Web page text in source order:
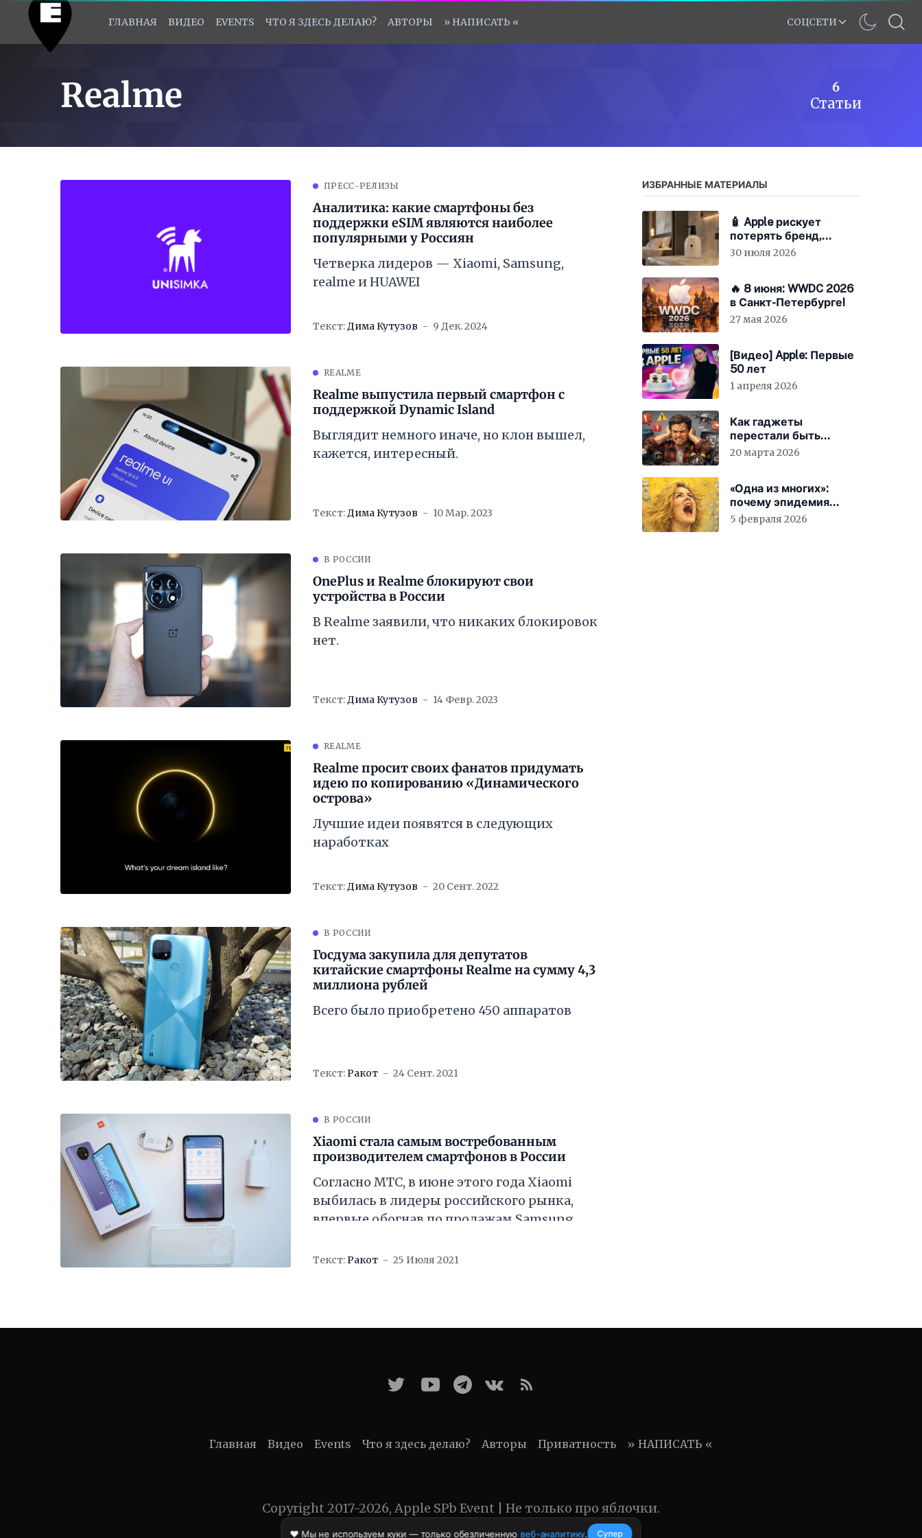
ГЛАВНАЯ ВИДЕО EVENTS ЧТО Я ЗДЕСЬ ДЕЛАЮ? АВТОРЫ » НАПИСАТЬ « СОЦСЕТИ
Realme 6
Статьи
ПРЕСС-РЕЛИЗЫ
Аналитика: какие смартфоны без
поддержки eSIM являются наиболее
популярными у Россиян
Четверка лидеров — Xiaomi, Samsung,
realme и HUAWEI
Текст:Дима Кутузов 9 Дек. 2024
REALME
Realme выпустила первый смартфон с
поддержкой Dynamic Island
Выглядит немного иначе, но клон вышел,
кажется, интересный.
Текст:Дима Кутузов 10 Мар. 2023
В РОССИИ
OnePlus и Realme блокируют свои
устройства в России
В Realme заявили, что никаких блокировок
нет.
Текст:Дима Кутузов 14 Февр. 2023
REALME
Realme просит своих фанатов придумать
идею по копированию «Динамического
острова»
Лучшие идеи появятся в следующих
наработках
Текст:Дима Кутузов 20 Сент. 2022
В РОССИИ
Госдума закупила для депутатов
китайские смартфоны Realme на сумму 4,3
миллиона рублей
Всего было приобретено 450 аппаратов
Текст:Ракот 24 Сент. 2021
В РОССИИ
Xiaomi стала самым востребованным
производителем смартфонов в России
Согласно МТС, в июне этого года Xiaomi
выбилась в лидеры российского рынка,
впервые обогнав по продажам Samsung.
компании отхватили 31,2% рынка,
Текст:Ракот 25 Июля 2021
ИЗБРАННЫЕ МАТЕРИАЛЫ
🧴 Apple рискует
потерять бренд,
экономя на «мыле»
30 июля 2026
🔥 8 июня: WWDC 2026
в Санкт-Петербурге!
27 мая 2026
[Видео] Apple: Первые
50 лет
1 апреля 2026
Как гаджеты
перестали быть
просто устройствами и
20 марта 2026
«Одна из многих»:
почему эпидемия
счастья страшнее
5 февраля 2026
Главная Видео Events Что я здесь делаю? Авторы Приватность » НАПИСАТЬ «
Copyright 2017-2026, Apple SPb Event | Не только про яблочки.
❤️ Мы не используем куки — только обезличенную веб-аналитику. Супер